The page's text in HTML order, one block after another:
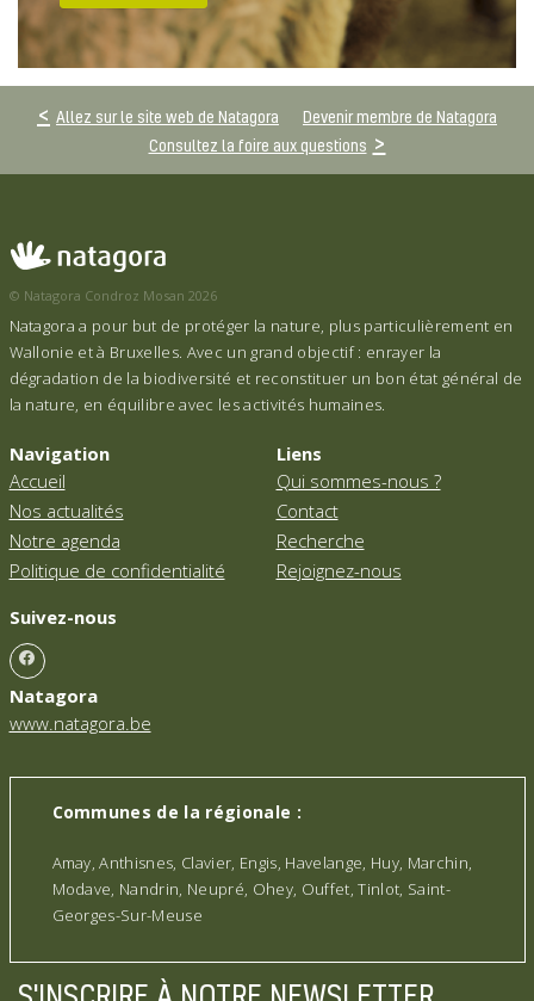
Allez sur le site web de Natagora
Devenir membre de Natagora
Consultez la foire aux questions
© Natagora Condroz Mosan 2026
Natagora a pour but de protéger la nature, plus particulièrement en
Wallonie et à Bruxelles. Avec un grand objectif : enrayer la
dégradation de la biodiversité et reconstituer un bon état général de
la nature, en équilibre avec les activités humaines.
Navigation
Accueil
Nos actualités
Notre agenda
Politique de confidentialité
Liens
Qui sommes-nous ?
Contact
Recherche
Rejoignez-nous
Suivez-nous
Natagora
www.natagora.be
Communes de la régionale :
Amay, Anthisnes, Clavier, Engis, Havelange, Huy, Marchin,
Modave, Nandrin, Neupré, Ohey, Ouffet, Tinlot, Saint-
Georges-Sur-Meuse